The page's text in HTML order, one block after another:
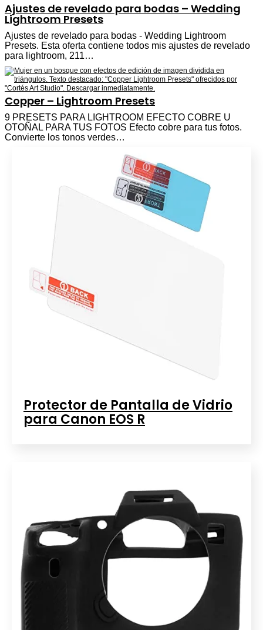
Ajustes de revelado para bodas – Wedding
Lightroom Presets
Ajustes de revelado para bodas - Wedding Lightroom
Presets. Esta oferta contiene todos mis ajustes de revelado
para lightroom, 211…
Copper – Lightroom Presets
9 PRESETS PARA LIGHTROOM EFECTO COBRE U
OTOÑAL PARA TUS FOTOS Efecto cobre para tus fotos.
Convierte los tonos verdes…
Protector de Pantalla de Vidrio
para Canon EOS R